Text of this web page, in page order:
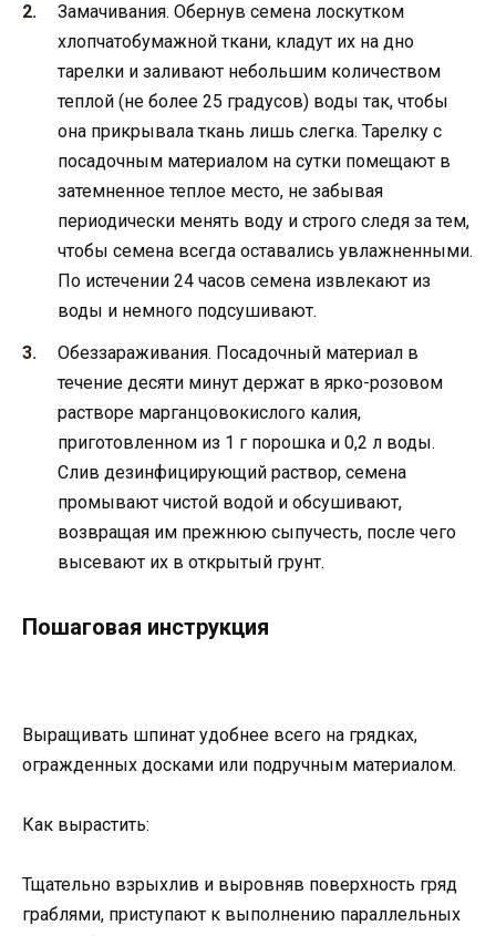
Замачивания. Обернув семена лоскутком
хлопчатобумажной ткани, кладут их на дно
тарелки и заливают небольшим количеством
теплой (не более 25 градусов) воды так, чтобы
она прикрывала ткань лишь слегка. Тарелку с
посадочным материалом на сутки помещают в
затемненное теплое место, не забывая
периодически менять воду и строго следя за тем,
чтобы семена всегда оставались увлажненными.
По истечении 24 часов семена извлекают из
воды и немного подсушивают.
Обеззараживания. Посадочный материал в
течение десяти минут держат в ярко-розовом
растворе марганцовокислого калия,
приготовленном из 1 г порошка и 0,2 л воды.
Слив дезинфицирующий раствор, семена
промывают чистой водой и обсушивают,
возвращая им прежнюю сыпучесть, после чего
высевают их в открытый грунт.
Пошаговая инструкция
Выращивать шпинат удобнее всего на грядках,
огражденных досками или подручным материалом.
Как вырастить:
Тщательно взрыхлив и выровняв поверхность гряд
граблями, приступают к выполнению параллельных